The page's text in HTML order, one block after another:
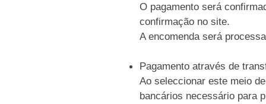
O pagamento será
confirmação no site.
A encomenda será
Pagamento através de
Ao seleccionar este meio
bancários necessário para